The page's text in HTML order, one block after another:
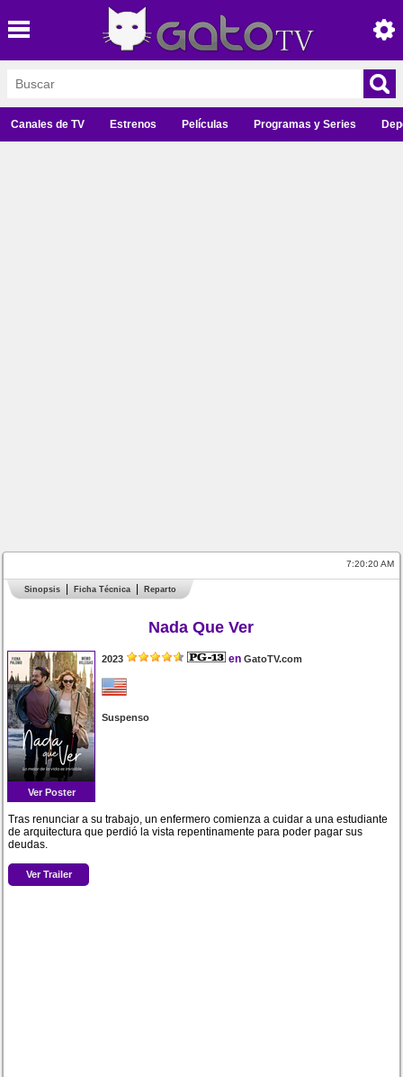
Canales de TV Estrenos Películas Programas y Series
7:20:20 AM
Sinopsis Ficha Técnica Reparto
Nada Que Ver
Ver Poster
2023 en GatoTV.com
Suspenso
Tras renunciar a su trabajo, un enfermero comienza a cuidar a una estudiante
de arquitectura que perdió la vista repentinamente para poder pagar sus
deudas.
Ver Trailer